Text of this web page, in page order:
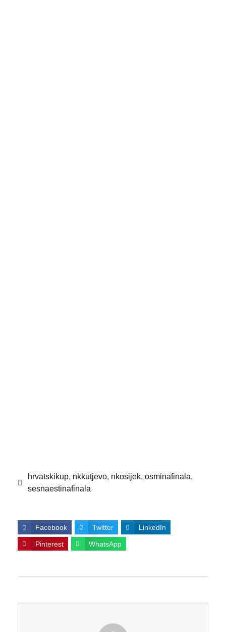
hrvatskikup, nkkutjevo, nkosijek, osminafinala,
sesnaestinafinala
Facebook Twitter LinkedIn
Pinterest WhatsApp